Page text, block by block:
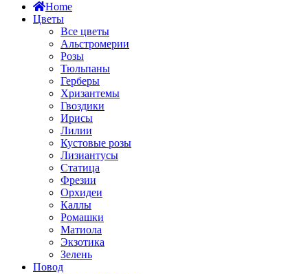
Home
Цветы
Все цветы
Альстромерии
Розы
Тюльпаны
Герберы
Хризантемы
Гвоздики
Ирисы
Лилии
Кустовые розы
Лизиантусы
Статица
Фрезии
Орхидеи
Каллы
Ромашки
Матиола
Экзотика
Зелень
Повод